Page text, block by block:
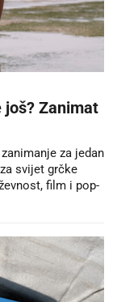
još? Zanimat
za jedan
svijet grčke
film i pop-